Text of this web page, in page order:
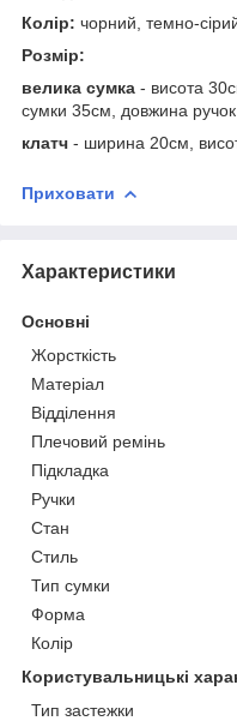
Колір: чорний, темно-
Розмір:
велика сумка - висота
сумки 35см, довжина ручок
клатч - ширина 20см,
Приховати
Характеристики
Основні
Жорсткість
Матеріал
Відділення
Плечовий ремінь
Підкладка
Ручки
Стан
Стиль
Тип сумки
Форма
Колір
Користувальницькі
Тип застежки